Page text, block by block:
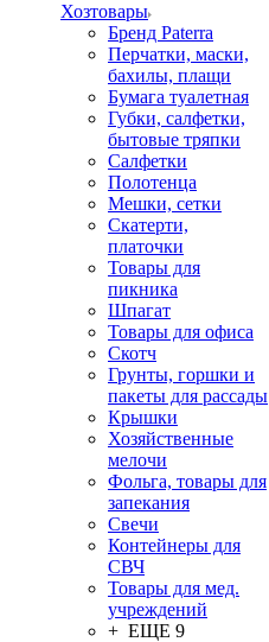
Хозтовары
Бренд Paterra
Перчатки, маски,
бахилы, плащи
Бумага туалетная
Губки, салфетки,
бытовые тряпки
Салфетки
Полотенца
Мешки, сетки
Скатерти,
платочки
Товары для
пикника
Шпагат
Товары для офиса
Скотч
Грунты, горшки и
пакеты для рассады
Крышки
Хозяйственные
мелочи
Фольга, товары для
запекания
Свечи
Контейнеры для
СВЧ
Товары для мед.
учреждений
+ ЕЩЕ 9